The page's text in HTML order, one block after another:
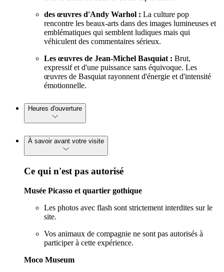
des œuvres d'Andy Warhol : La culture pop
rencontre les beaux-arts dans des images lumineuses et
emblématiques qui semblent ludiques mais qui
véhiculent des commentaires sérieux.
Les œuvres de Jean-Michel Basquiat : Brut,
expressif et d'une puissance sans équivoque. Les
œuvres de Basquiat rayonnent d'énergie et d'intensité
émotionnelle.
Heures d'ouverture
À savoir avant votre visite
Ce qui n'est pas autorisé
Musée Picasso et quartier gothique
Les photos avec flash sont strictement interdites sur le
site.
Vos animaux de compagnie ne sont pas autorisés à
participer à cette expérience.
Moco Museum